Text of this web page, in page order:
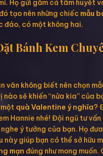
Họ gửi gắm cả tâm huyết
tạo nên những chiếc mẫu
đáo, có một không hai.
Bánh Kem
vân không biết nên chọn
nào sẽ khiến “nửa kia” của
quà Valentine ý nghĩa?
Hannie nhé! Đội ngũ tư
ý tưởng của bạn. Họ
này giúp bạn có thể sở hữu
mạn đúng như mong